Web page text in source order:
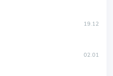
19.12
02.01